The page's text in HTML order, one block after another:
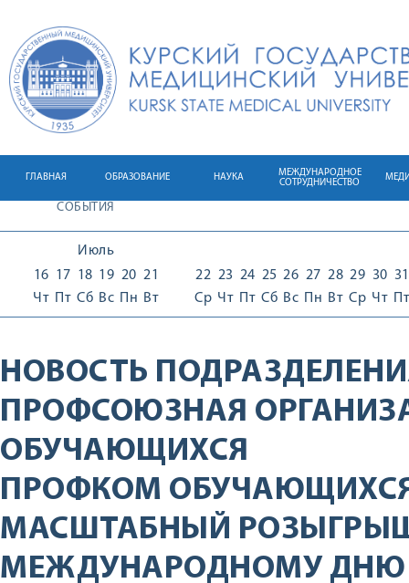
ГЛАВНАЯ ОБРАЗОВАНИЕ НАУКА
МЕЖДУНАРОДНОЕ
СОТРУДНИЧЕСТВО
СОБЫТИЯ
Июль
16
Чт
17
Пт
18
Сб
19
Вс
20
Пн
21
Вт
22
Ср
23
Чт
24
Пт
25
Сб
26
Вс
27
Пн
28
Вт
29
Ср
30
Чт
31
Пт
НОВОСТЬ
ПРОФСОЮЗНАЯ
ОБУЧАЮЩИХСЯ
ПРОФКОМ
МАСШТАБНЫЙ
МЕЖДУНАРОДНОМУ ДНЮ